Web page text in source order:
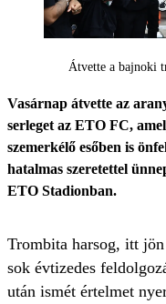
Átvette a bajnoki
Vasárnap átvette az
serleget az ETO FC,
szemerkélő esőben is
hatalmas szeretettel
ETO Stadionban.
Trombita harsog, itt
sok évtizedes
után ismét értelmet